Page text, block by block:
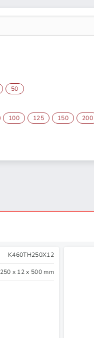
50
100 125 150 200
K460TH250X12
250 x 12 x 500 mm